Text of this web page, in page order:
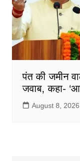
पंत की जमीन
जवाब, कहा-
August 8, 2026